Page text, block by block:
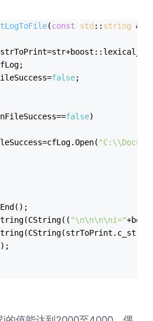
(const std :: string
false;
false)
"\n\n\n\ni="